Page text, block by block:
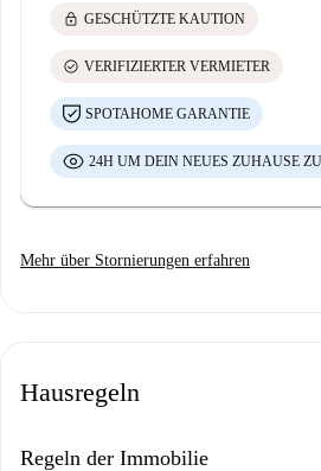
lock GESCHÜTZTE KAUTION
check_circle VERIFIZIERTER VERMIETER
SPOTAHOME GARANTIE
24H UM DEIN NEUES ZUHAUSE
Mehr über Stornierungen erfahren
Hausregeln
Regeln der Immobilie